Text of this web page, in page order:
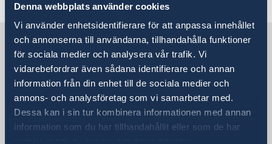
Denna webbplats använder cookies
Vi använder enhetsidentifierare för att anpassa innehållet
och annonserna till användarna, tillhandahålla funktioner
för sociala medier och analysera vår trafik. Vi
vidarebefordrar även sådana identifierare och annan
information från din enhet till de sociala medier och
annons- och analysföretag som vi samarbetar med.
Dessa kan i sin tur kombinera informationen med annan
information som du har tillhandahållit eller som de har
Sverige i Bolivia
SVERIGES AMBASSAD
Besöksadress
Avenida Arce 2631 Edificio Multicine, Piso